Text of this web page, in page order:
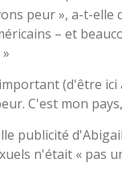
peur », a-t-elle
– et
(d'être
C'est mon
publicité
n'était « pas